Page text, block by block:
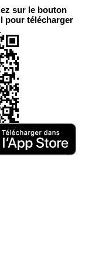
sur le bouton
pour télécharger